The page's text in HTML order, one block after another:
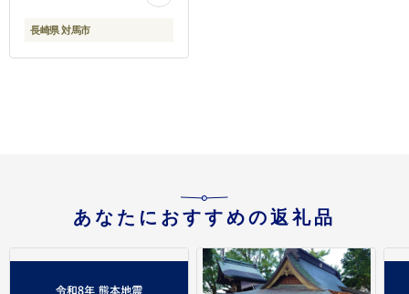
長崎県 対馬市
あなたにおすすめの返礼品